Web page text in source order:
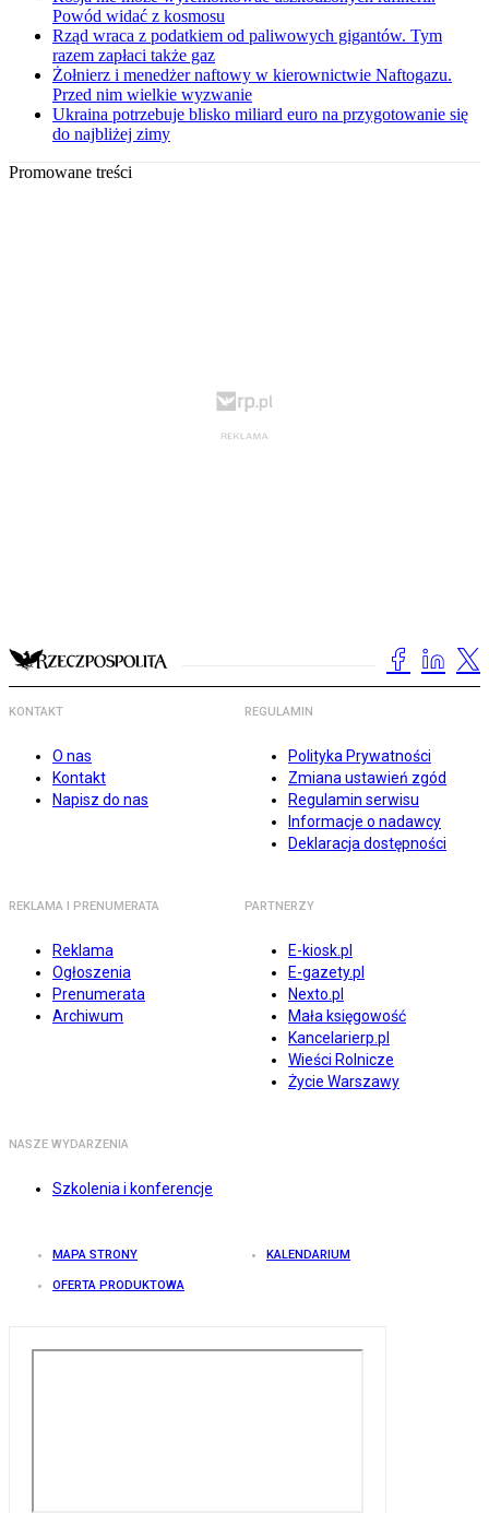
Powód widać z kosmosu
Rząd wraca z podatkiem od paliwowych gigantów. Tym
razem zapłaci także gaz
Żołnierz i menedżer naftowy w kierownictwie Naftogazu.
Przed nim wielkie wyzwanie
Ukraina potrzebuje blisko miliard euro na przygotowanie się
do najbliżej zimy
Promowane treści
KONTAKT
O nas
Kontakt
Napisz do nas
REGULAMIN
Polityka Prywatności
Zmiana ustawień zgód
Regulamin serwisu
Informacje o nadawcy
Deklaracja dostępności
REKLAMA I PRENUMERATA
Reklama
Ogłoszenia
Prenumerata
Archiwum
PARTNERZY
E-kiosk.pl
E-gazety.pl
Nexto.pl
Mała księgowość
Kancelarierp.pl
Wieści Rolnicze
Życie Warszawy
NASZE WYDARZENIA
Szkolenia i konferencje
MAPA STRONY KALENDARIUM
OFERTA PRODUKTOWA